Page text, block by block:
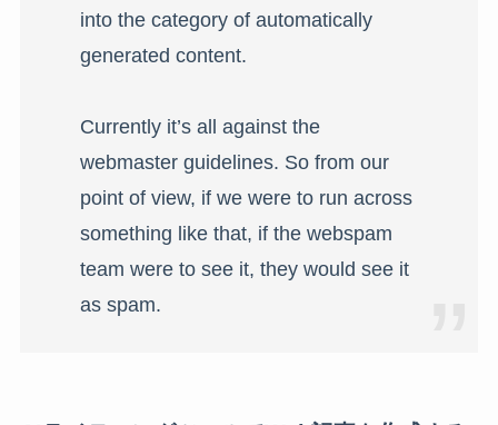
into the category of automatically
generated content.
Currently it’s all against the
webmaster guidelines. So from our
point of view, if we were to run across
something like that, if the webspam
team were to see it, they would see it
as spam.